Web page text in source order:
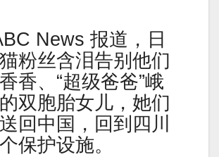
News 报道，日
粉丝含泪告别他们
香、“超级爸爸”峨
双胞胎女儿，她们
回中国，回到四川
保护设施。